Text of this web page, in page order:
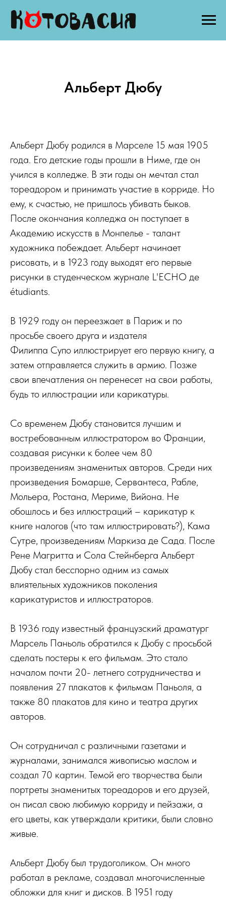
Альберт Дюбу
Альберт Дюбу родился в Марселе 15 мая 1905
года. Его детские годы прошли в Ниме, где он
учился в колледже. В эти годы он мечтал стал
тореадором и принимать участие в корриде. Но
ему, к счастью, не пришлось убивать быков.
После окончания колледжа он поступает в
Академию искусств в Монпелье - талант
художника побеждает. Альберт начинает
рисовать, и в 1923 году выходят его первые
рисунки в студенческом журнале L'ECHO де
étudiants.
В 1929 году он переезжает в Париж и по
просьбе своего друга и издателя
Филиппа Супо иллюстрирует его первую книгу, а
затем отправляется служить в армию. Позже
свои впечатления он перенесет на свои работы,
будь то иллюстрации или карикатуры.
Со временем Дюбу становится лучшим и
востребованным иллюстратором во Франции,
создавая рисунки к более чем 80
произведениям знаменитых авторов. Среди них
произведения Бомарше, Сервантеса, Рабле,
Мольера, Ростана, Мериме, Вийона. Не
обошлось и без иллюстраций – карикатур к
книге налогов (что там иллюстрировать?), Кама
Сутре, произведениям Маркиза де Сада. После
Рене Магритта и Сола Стейнберга Альберт
Дюбу стал бесспорно одним из самых
влиятельных художников поколения
карикатуристов и иллюстраторов.
В 1936 году известный французский драматург
Марсель Паньоль обратился к Дюбу с просьбой
сделать постеры к его фильмам. Это стало
началом почти 20- летнего сотрудничества и
появления 27 плакатов к фильмам Паньоля, а
также 80 плакатов для кино и театра других
авторов.
Он сотрудничал с различными газетами и
журналами, занимался живописью маслом и
создал 70 картин. Темой его творчества были
портреты знаменитых тореадоров и его друзей,
он писал свою любимую корриду и пейзажи, а
его цветы, как утверждали критики, были словно
живые.
Альберт Дюбу был трудоголиком. Он много
работал в рекламе, создавал многочисленные
обложки для книг и дисков. В 1951 году